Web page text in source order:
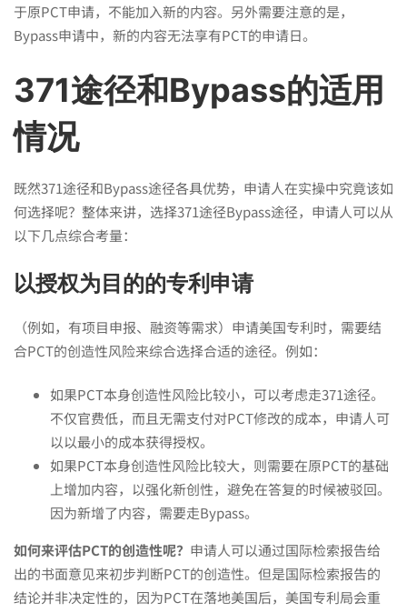
于原PCT申请，不能加入新的内容。另外需要注意的是，
Bypass申请中，新的内容无法享有PCT的申请日。
371途径和Bypass的适用
情况
既然371途径和Bypass途径各具优势，申请人在实操中究竟该如
何选择呢？整体来讲，选择371途径Bypass途径，申请人可以从
以下几点综合考量：
以授权为目的的专利申请
（例如，有项目申报、融资等需求）申请美国专利时，需要结
合PCT的创造性风险来综合选择合适的途径。例如：
如果PCT本身创造性风险比较小，可以考虑走371途径。
不仅官费低，而且无需支付对PCT修改的成本，申请人可
以以最小的成本获得授权。
如果PCT本身创造性风险比较大，则需要在原PCT的基础
上增加内容，以强化新创性，避免在答复的时候被驳回。
因为新增了内容，需要走Bypass。
如何来评估PCT的创造性呢？ 申请人可以通过国际检索报告给
出的书面意见来初步判断PCT的创造性。但是国际检索报告的
结论并非决定性的，因为PCT在落地美国后，美国专利局会重